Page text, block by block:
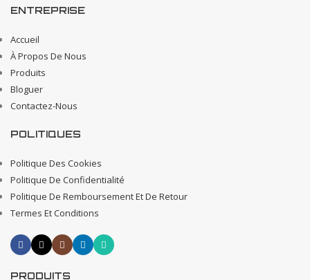
ENTREPRISE
Accueil
À Propos De Nous
Produits
Bloguer
Contactez-Nous
POLITIQUES
Politique Des Cookies
Politique De Confidentialité
Politique De Remboursement Et De Retour
Termes Et Conditions
PRODUITS